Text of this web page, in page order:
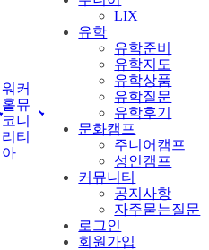
워
홀
코
리
아
커
뮤
니
티
LIX
유학
유학준비
유학지도
유학상품
유학질문
유학후기
문화캠프
주니어캠프
성인캠프
커뮤니티
공지사항
자주묻는질문
로그인
회원가입